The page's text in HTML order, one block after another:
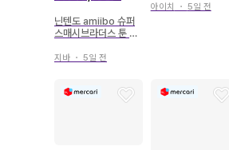
닌텐도 amiibo 슈퍼
스매시브라더스 툰 링
지바 ・ 5일 전
아이치 ・ 5일 전